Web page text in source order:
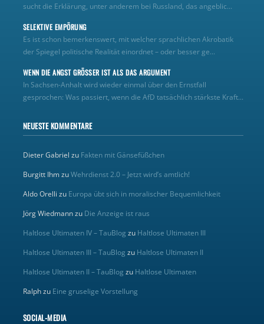
sucht die Erklärung, unter anderem bei Russland, das angeblic...
SELEKTIVE EMPÖRUNG
Es ist schon bemerkenswert, mit welcher sprachlichen Akrobatik
der Spiegel politische Realität einordnet – oder besser ge...
WENN DIE ANGST GRÖSSER IST ALS DAS ARGUMENT
In Sachsen-Anhalt wird wieder einmal über den Ernstfall
gesprochen: Was passiert, wenn die AfD tatsächlich stärkste Kraft...
NEUESTE KOMMENTARE
Dieter Gabriel zu Fakten mit Gänsefüßchen
Burgitt IhmzuWehrdienst 2.0 – Jetzt wird’s amtlich!
Aldo Orelli zu Europa übt sich in moralischer Bequemlichkeit
Jörg Wiedmannzu Die Anzeige ist raus
Haltlose Ultimaten IV – TauBlog zu Haltlose Ultimaten III
Haltlose Ultimaten III – TauBlog zu Haltlose Ultimaten II
Haltlose Ultimaten II – TauBlog zu Haltlose Ultimaten
Ralphzu Eine gruselige Vorstellung
SOCIAL-MEDIA